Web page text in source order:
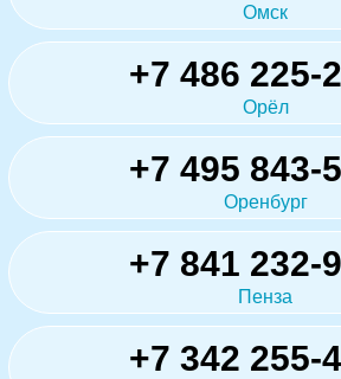
Омск
+7 486 225-
Орёл
+7 495 843-
Оренбург
+7 841 232-
Пенза
+7 342 255-